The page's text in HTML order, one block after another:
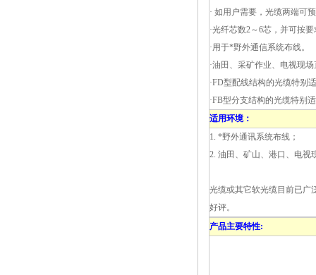
· 如用户需要，光缆两端可
·光纤芯数2～6芯，并可按
·用于*野外通信系统布线。
·油田、采矿作业、电视现
·FD型配线结构的光缆特别
·FB型分支结构的光缆特别
适用环境：
1. *野外通讯系统布线；
2. 油田、矿山、港口、电视
光缆或其它软光缆目前已广
好评。
产品主要特性: